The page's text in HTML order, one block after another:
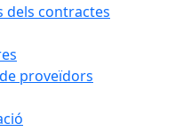
dels contractes
proveïdors